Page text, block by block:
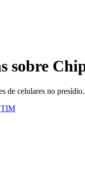
sobre
de celulares no
TIM